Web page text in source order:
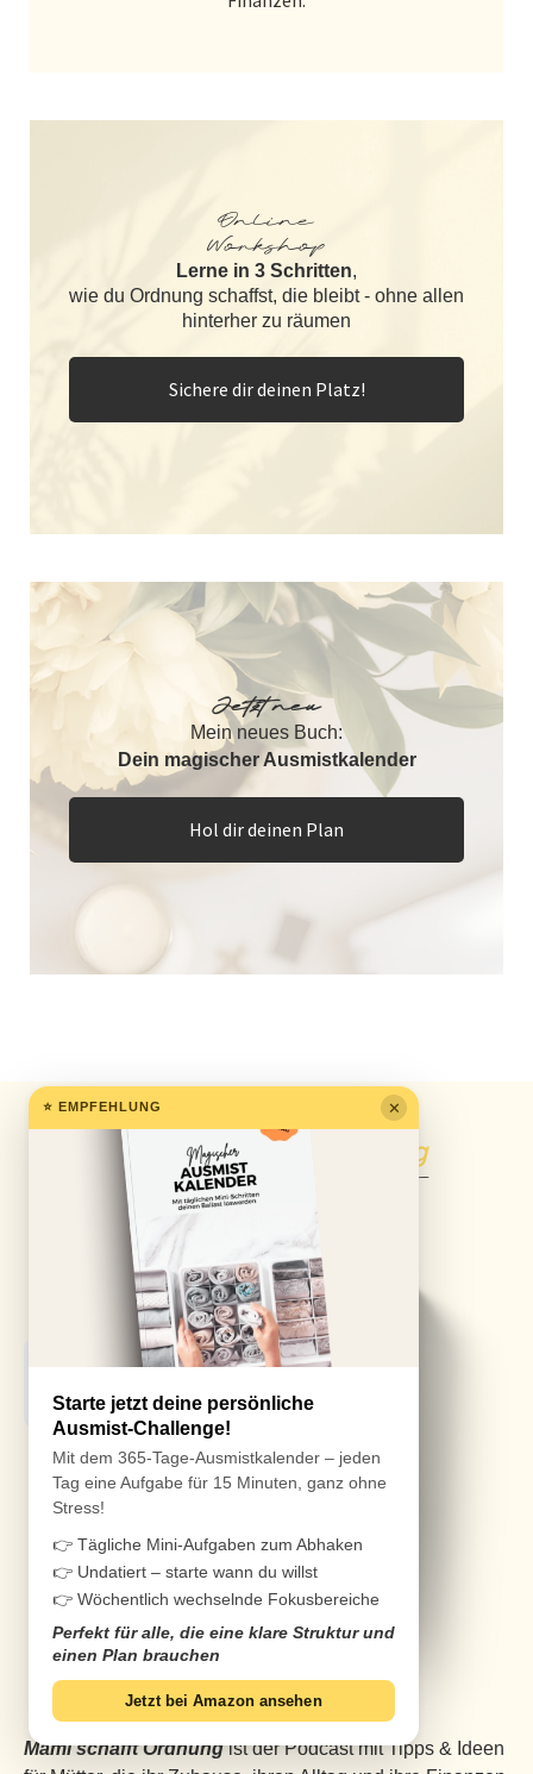
Online
Workshop
Lerne in 3 Schritten,
wie du Ordnung schaffst, die bleibt - ohne allen
hinterher zu räumen
Sichere dir deinen Platz!
Jetzt neu
Mein neues Buch:
Dein magischer Ausmistkalender
Hol dir deinen Plan
Der Mami schafft Ordnung
Ordnungs-Podcast
Mami schafft Ordnungist der Podcast mit Tipps & Ideen
⭐ EMPFEHLUNG ✕
Starte jetzt deine persönliche
Ausmist-Challenge!
Mit dem 365-Tage-Ausmistkalender – jeden
Tag eine Aufgabe für 15 Minuten, ganz ohne
Stress!
👉 Tägliche Mini-Aufgaben zum Abhaken
👉 Undatiert – starte wann du willst
👉 Wöchentlich wechselnde Fokusbereiche
Perfekt für alle, die eine klare Struktur und
einen Plan brauchen
Jetzt bei Amazon ansehen